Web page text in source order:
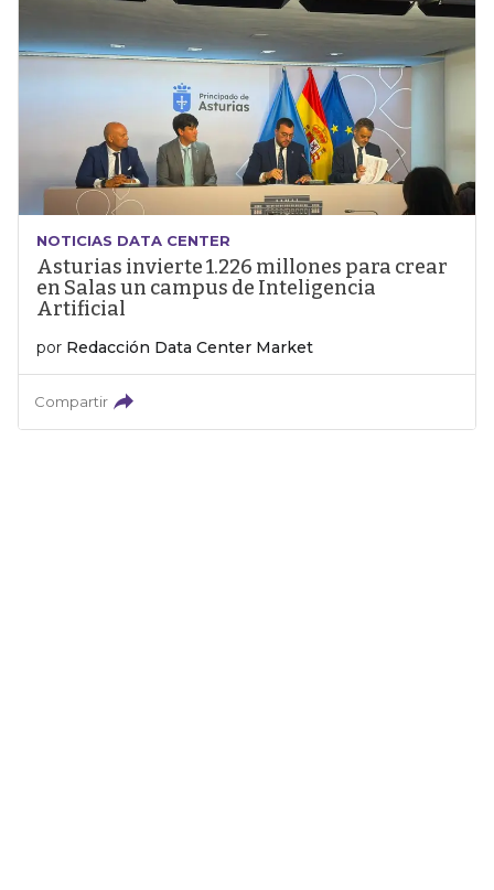
NOTICIAS DATA CENTER
Asturias invierte 1.226 millones para crear
en Salas un campus de Inteligencia
Artificial
por Redacción Data Center Market
Compartir